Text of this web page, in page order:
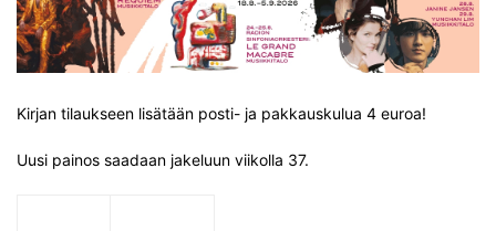
Kirjan tilaukseen lisätään posti- ja pakkauskulua 4 euroa!
Uusi painos saadaan jakeluun viikolla 37.